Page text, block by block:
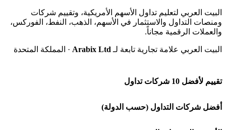
البيت العربي لتعليم تداول الأسهم الأمريكية، وتقييم شركات
ومنصات التداول والاستثمار في الأسهم، الذهب، النفط، الفوركس،
والعملات الرقمية مجاناً.
البيت العربي علامة تجارية تابعة لـ Arabix Ltd · المملكة المتحدة
تقييم لأفضل 10 شركات تداول
شركة Capital.com
أفضل شركات التداول (حسب الدولة)